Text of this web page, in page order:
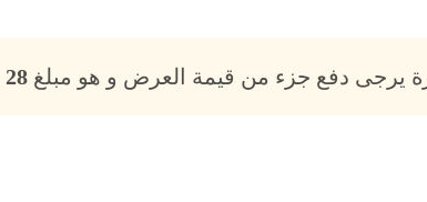
يرجى دفع جزء من قيمة العرض و هو مبلغ28